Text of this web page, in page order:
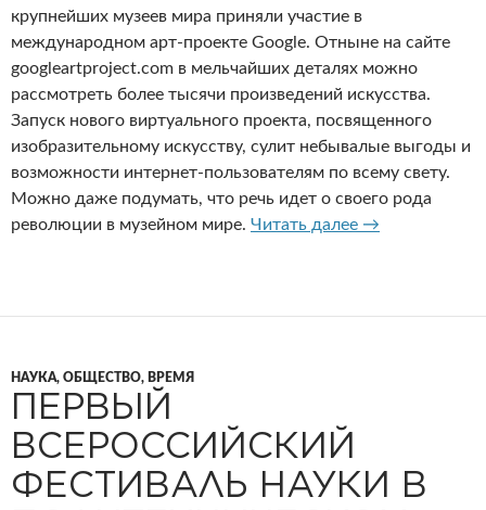
крупнейших музеев мира приняли участие в
международном арт-проекте Google. Отныне на сайте
googleartproject.com в мельчайших деталях можно
рассмотреть более тысячи произведений искусства.
Запуск нового виртуального проекта, посвященного
изобразительному искусству, сулит небывалые выгоды и
возможности интернет-пользователям по всему свету.
Можно даже подумать, что речь идет о своего рода
революции в музейном мире. Читать далее Музей имени
→
НАУКА, ОБЩЕСТВО, ВРЕМЯ
ПЕРВЫЙ
ВСЕРОССИЙСКИЙ
ФЕСТИВАЛЬ НАУКИ В